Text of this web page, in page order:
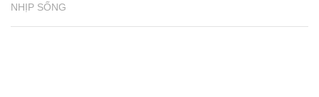
NHỊP SỐNG